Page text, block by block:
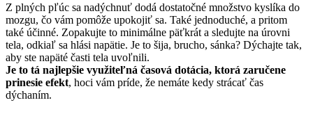
Z plných pľúc sa nadýchnuť dodá dostatočné množstvo kyslíka do
mozgu, čo vám pomôže upokojiť sa. Také jednoduché, a pritom
také účinné. Zopakujte to minimálne päťkrát a sledujte na úrovni
tela, odkiaľ sa hlási napätie. Je to šija, brucho, sánka? Dýchajte tak,
aby ste napäté časti tela uvoľnili.
Je to tá najlepšie využiteľná časová dotácia, ktorá zaručene
prinesie efekt, hoci vám príde, že nemáte kedy strácať čas
dýchaním.